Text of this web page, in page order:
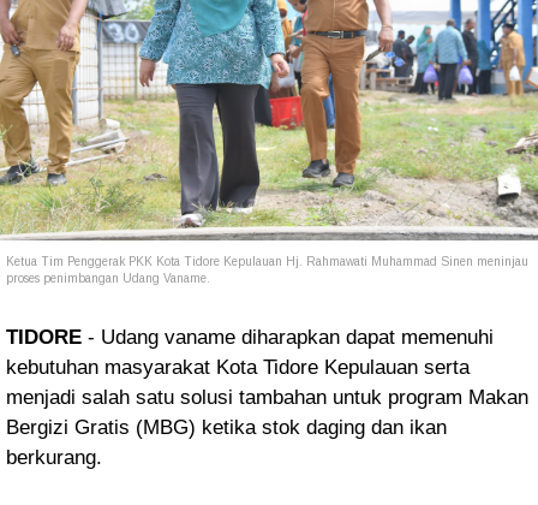
Ketua Tim Penggerak PKK Kota Tidore Kepulauan Hj. Rahmawati Muhammad Sinen meninjau
proses penimbangan Udang Vaname.
TIDORE - Udang vaname diharapkan dapat memenuhi
kebutuhan masyarakat Kota Tidore Kepulauan serta
menjadi salah satu solusi tambahan untuk program Makan
Bergizi Gratis (MBG) ketika stok daging dan ikan
berkurang.